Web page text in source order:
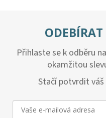
ODEBÍRAT
Přihlaste se k odběru
okamžitou
Stačí potvrdit váš